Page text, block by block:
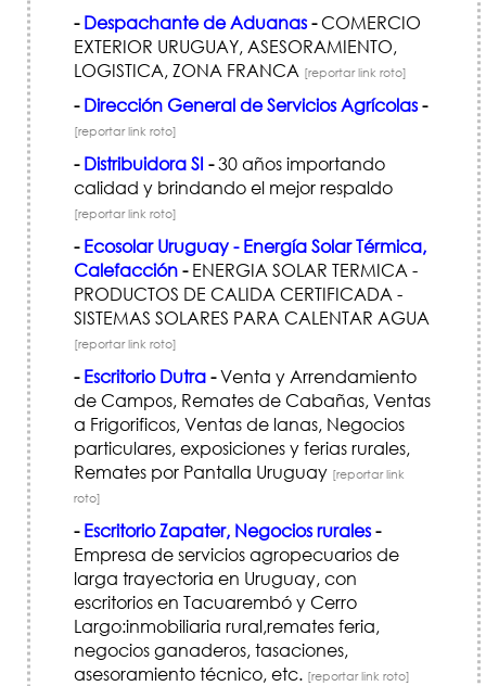
- Despachante de Aduanas-COMERCIO
EXTERIOR URUGUAY, ASESORAMIENTO,
LOGISTICA, ZONA FRANCA [reportar link roto]
- Dirección General de Servicios Agrícolas-
[reportar link roto]
- Distribuidora SI -30 años importando
calidad y brindando el mejor respaldo
[reportar link roto]
- Ecosolar Uruguay - Energía Solar Térmica,
Calefacción-ENERGIA SOLAR TERMICA -
PRODUCTOS DE CALIDA CERTIFICADA -
SISTEMAS SOLARES PARA CALENTAR AGUA
[reportar link roto]
- Escritorio Dutra-Venta y Arrendamiento
de Campos, Remates de Cabañas, Ventas
a Frigorificos, Ventas de lanas, Negocios
particulares, exposiciones y ferias rurales,
Remates por Pantalla Uruguay [reportar link
roto]
- Escritorio Zapater, Negocios rurales-
Empresa de servicios agropecuarios de
larga trayectoria en Uruguay, con
escritorios en Tacuarembó y Cerro
Largo:inmobiliaria rural,remates feria,
negocios ganaderos, tasaciones,
asesoramiento técnico, etc. [reportar link roto]